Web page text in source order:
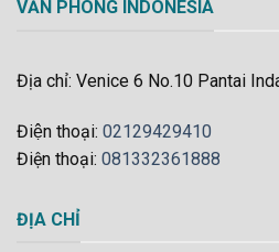
VĂN PHÒNG INDONESIA
Địa chỉ: Venice 6 No.10 Pantai
Điện thoại: 02129429410
Điện thoại: 081332361888
ĐỊA CHỈ